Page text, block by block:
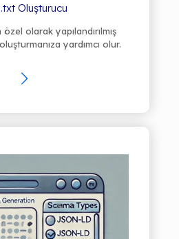
Oluşturucu
olarak yapılandırılmış
yardımcı olur.